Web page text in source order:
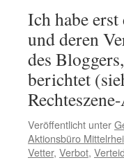
Ich habe
und deren
des
berichtet
Veröffentlicht unter
Aktionsbüro
Vetter, Verbot,